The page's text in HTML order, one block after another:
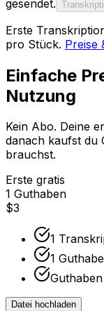
gesendet.
Erste
pro Stück. Preise
Einfache
Nutzung
Kein Abo. Deine
danach kaufst du
brauchst.
Erste gratis
1 Guthaben
$3
1
1
Datei hochladen